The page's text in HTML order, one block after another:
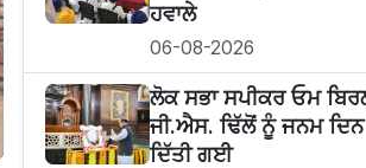
ਹਵਾਲੇ
06-08-2026
ਲੋਕ ਸਭਾ ਸਪੀਕਰ ਓਮ
ਜੀ.ਐਸ. ਢਿੱਲੋਂ ਨੂੰ ਜਨਮ
ਦਿੱਤੀ ਗਈ